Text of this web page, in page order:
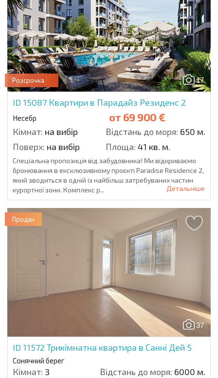
17
Розсрочка
ID 15087 Квартири в Парадайз Резиденс 2
Несебр от 69 900 €
Кімнат: на вибір Відстань до моря: 650 м.
Поверх: на вибір Площа: 41 кв. м.
Спеціальна пропозиція від забудовника! Ми відкриваємо
бронювання в ексклюзивному проєкті Paradise Residence 2,
який зводиться в одній із найбільш затребуваних частин
курортної зони. Комплекс р...
Детальніше
37
ID 11572 Трикімнатна квартира в Санні Дей 5
Сонячний берег
Кімнат: 3 Відстань до моря: 6000 м.
Продан